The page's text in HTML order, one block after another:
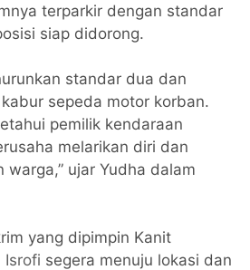
terparkir dengan standar
siap didorong.
standar dua dan
sepeda motor korban.
pemilik kendaraan
melarikan diri dan
warga,” ujar Yudha dalam
yang dipimpin Kanit
Isrofi segera menuju lokasi dan